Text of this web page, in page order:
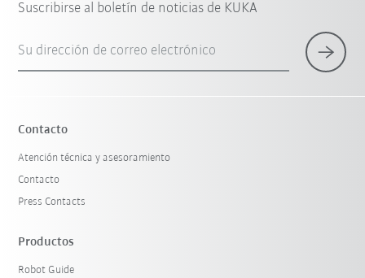
Suscribirse al boletín de noticias de KUKA
Su dirección de correo electrónico
Contacto
Atención técnica y asesoramiento
Contacto
Press Contacts
Productos
Robot Guide